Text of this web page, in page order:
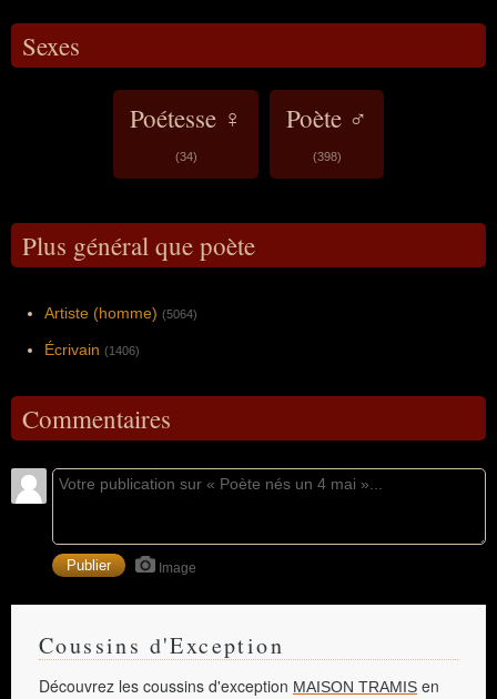
Sexes
Poétesse ♀
(34)
Poète ♂
(398)
Plus général que poète
Artiste (homme) (5064)
Écrivain (1406)
Commentaires
Image
Coussins d'Exception
Découvrez les coussins d'exception MAISON TRAMIS en